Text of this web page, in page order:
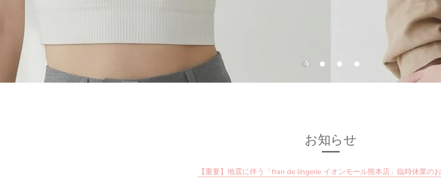
お知らせ
【重要】地震に伴う「fran de lingerie イオンモール熊本店」臨時休業の